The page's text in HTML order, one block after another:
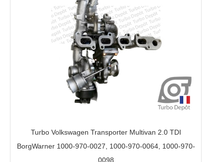
Turbo Volkswagen Transporter Multivan 2.0 TDI
BorgWarner 1000-970-0027, 1000-970-0064, 1000-970-
0098